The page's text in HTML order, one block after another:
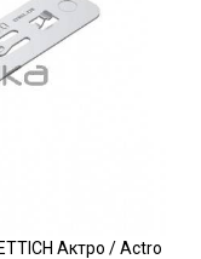
Актро / Actro